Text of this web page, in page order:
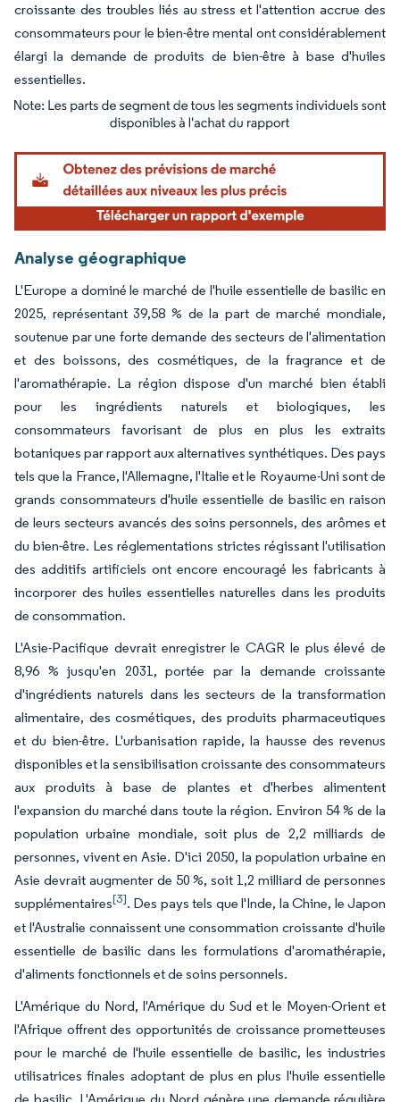
croissante des troubles liés au stress et l'attention accrue des
consommateurs pour le bien-être mental ont considérablement
élargi la demande de produits de bien-être à base d'huiles
essentielles.
Image © Mordor Intelligence. La réutilisation nécessite une attribution sous CC BY
Analyse géographique
L'Europe a dominé le marché de l'huile essentielle de basilic en
2025, représentant 39,58 % de la part de marché mondiale,
soutenue par une forte demande des secteurs de l'alimentation
et des boissons, des cosmétiques, de la fragrance et de
l'aromathérapie. La région dispose d'un marché bien établi
pour les ingrédients naturels et biologiques, les
consommateurs favorisant de plus en plus les extraits
botaniques par rapport aux alternatives synthétiques. Des pays
tels que la France, l'Allemagne, l'Italie et le Royaume-Uni sont de
grands consommateurs d'huile essentielle de basilic en raison
de leurs secteurs avancés des soins personnels, des arômes et
du bien-être. Les réglementations strictes régissant l'utilisation
des additifs artificiels ont encore encouragé les fabricants à
incorporer des huiles essentielles naturelles dans les produits
de consommation.
L'Asie-Pacifique devrait enregistrer le CAGR le plus élevé de
8,96 % jusqu'en 2031, portée par la demande croissante
d'ingrédients naturels dans les secteurs de la transformation
alimentaire, des cosmétiques, des produits pharmaceutiques
et du bien-être. L'urbanisation rapide, la hausse des revenus
disponibles et la sensibilisation croissante des consommateurs
aux produits à base de plantes et d'herbes alimentent
l'expansion du marché dans toute la région. Environ 54 % de la
population urbaine mondiale, soit plus de 2,2 milliards de
personnes, vivent en Asie. D'ici 2050, la population urbaine en
Asie devrait augmenter de 50 %, soit 1,2 milliard de personnes
supplémentaires[3]. Des pays tels que l'Inde, la Chine, le Japon
et l'Australie connaissent une consommation croissante d'huile
essentielle de basilic dans les formulations d'aromathérapie,
d'aliments fonctionnels et de soins personnels.
L'Amérique du Nord, l'Amérique du Sud et le Moyen-Orient et
l'Afrique offrent des opportunités de croissance prometteuses
pour le marché de l'huile essentielle de basilic, les industries
utilisatrices finales adoptant de plus en plus l'huile essentielle